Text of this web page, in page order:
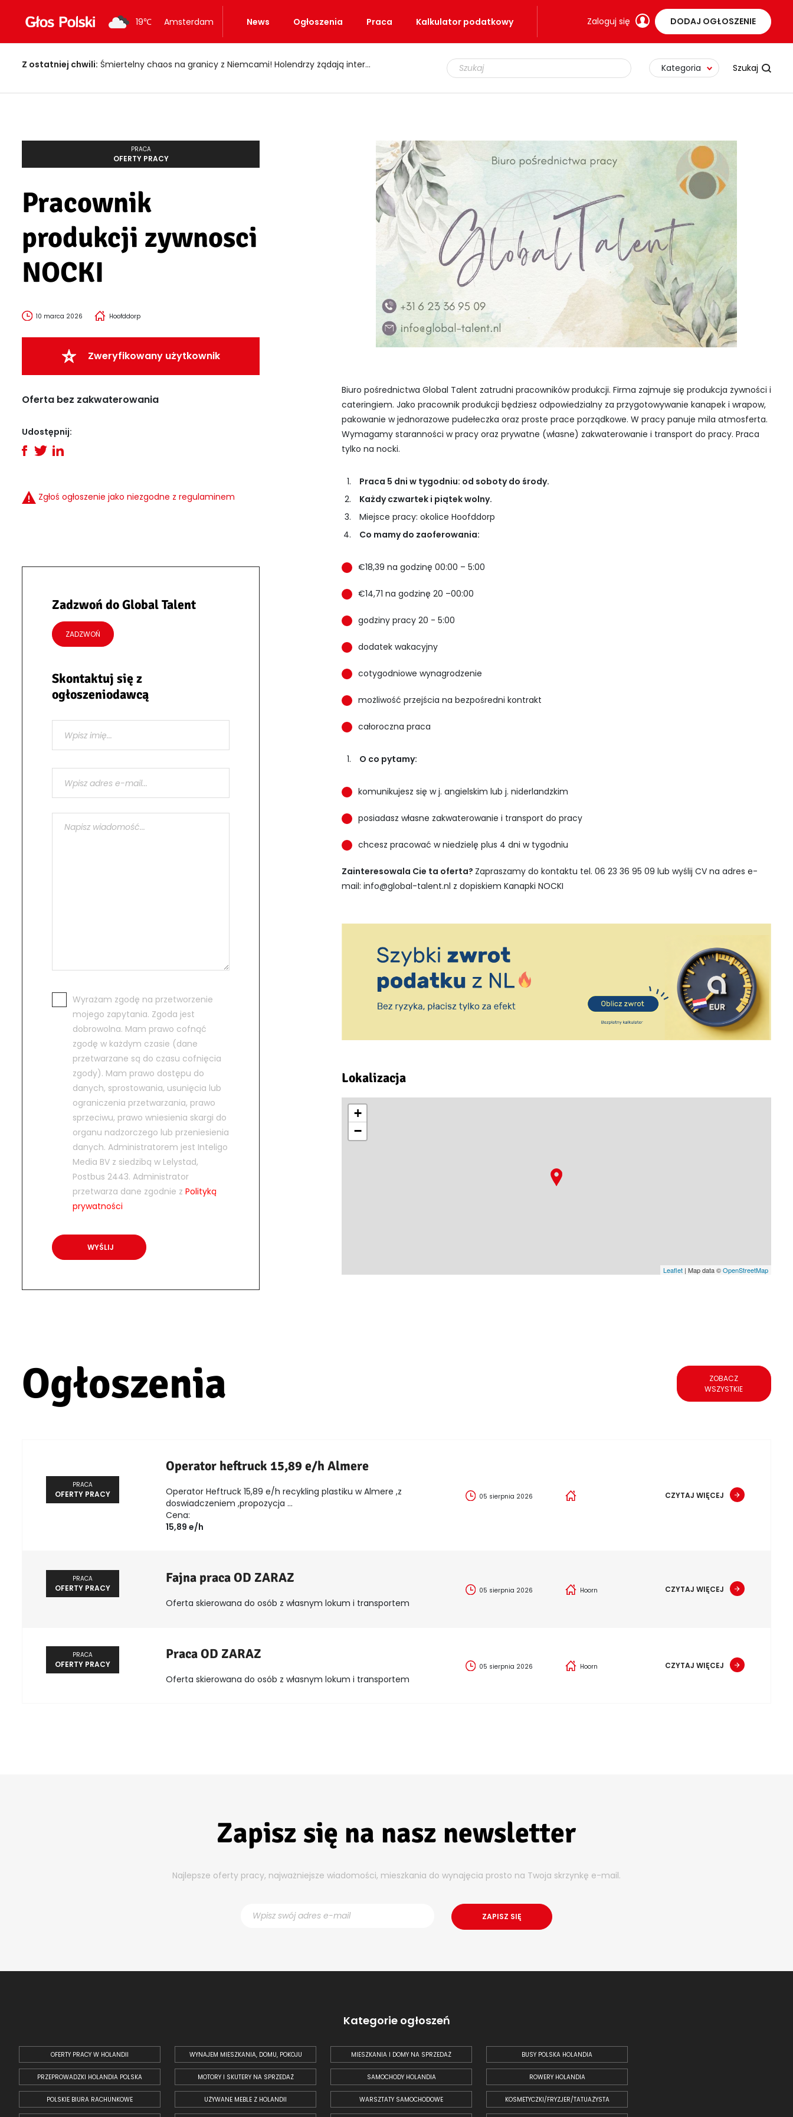
19℃ Amsterdam News Ogłoszenia Praca Kalkulator podatkowy Zaloguj się DODAJ OGŁOSZENIE
Z ostatniej chwili: Śmiertelny chaos na granicy z Niemcami! Holendrzy żądają interwencji ministra Kategoria
PRACA
OFERTY PRACY
Pracownik
produkcji zywnosci
NOCKI
10 marca 2026 Hoofddorp
Zweryfikowany użytkownik
Oferta bez zakwaterowania
Udostępnij:
Zgłoś ogłoszenie jako niezgodne z regulaminem
Zadzwoń do Global Talent
ZADZWOŃ
Skontaktuj się z
ogłoszeniodawcą
Wyrażam zgodę na przetworzenie
mojego zapytania. Zgoda jest
dobrowolna. Mam prawo cofnąć
zgodę w każdym czasie (dane
przetwarzane są do czasu cofnięcia
zgody). Mam prawo dostępu do
danych, sprostowania, usunięcia lub
ograniczenia przetwarzania, prawo
sprzeciwu, prawo wniesienia skargi do
organu nadzorczego lub przeniesienia
danych. Administratorem jest Inteligo
Media BV z siedzibą w Lelystad,
Postbus 2443. Administrator
przetwarza dane zgodnie z Polityką
prywatności
Biuro pośrednictwa Global Talent zatrudni pracowników produkcji. Firma zajmuje się produkcja żywności i
cateringiem. Jako pracownik produkcji będziesz odpowiedzialny za przygotowywanie kanapek i wrapow,
pakowanie w jednorazowe pudełeczka oraz proste prace porządkowe. W pracy panuje mila atmosferta.
Wymagamy staranności w pracy oraz prywatne (własne) zakwaterowanie i transport do pracy. Praca
tylko na nocki.
Praca 5 dni w tygodniu: od soboty do środy.
Każdy czwartek i piątek wolny.
Miejsce pracy: okolice Hoofddorp
Co mamy do zaoferowania:
€18,39 na godzinę 00:00 – 5:00
€14,71 na godzinę 20 –00:00
godziny pracy 20 - 5:00
dodatek wakacyjny
cotygodniowe wynagrodzenie
możliwość przejścia na bezpośredni kontrakt
całoroczna praca
O co pytamy:
komunikujesz się w j. angielskim lub j. niderlandzkim
posiadasz własne zakwaterowanie i transport do pracy
chcesz pracować w niedzielę plus 4 dni w tygodniu
Zainteresowala Cie ta oferta? Zapraszamy do kontaktu tel. 06 23 36 95 09 lub wyślij CV na adres e-
mail: info@global-talent.nl z dopiskiem Kanapki NOCKI
Lokalizacja
+
−
Leaflet| Map data ©OpenStreetMap
Ogłoszenia
ZOBACZ
WSZYSTKIE
PRACA
OFERTY PRACY
Operator heftruck 15,89 e/h Almere
Operator Heftruck 15,89 e/h recykling plastiku w Almere ,z
doswiadczeniem ,propozycja ...
Cena:
15,89 e/h
05 sierpnia 2026 CZYTAJ WIĘCEJ
PRACA
OFERTY PRACY
Fajna praca OD ZARAZ
Oferta skierowana do osób z własnym lokum i transportem
05 sierpnia 2026 Hoorn CZYTAJ WIĘCEJ
PRACA
OFERTY PRACY
Praca OD ZARAZ
Oferta skierowana do osób z własnym lokum i transportem
05 sierpnia 2026 Hoorn CZYTAJ WIĘCEJ
Zapisz się na nasz newsletter
Najlepsze oferty pracy, najważniejsze wiadomości, mieszkania do wynajęcia prosto na Twoja skrzynkę e-mail.
Kategorie ogłoszeń
OFERTY PRACY W HOLANDII WYNAJEM MIESZKANIA, DOMU, POKOJU MIESZKANIA I DOMY NA SPRZEDAŻ BUSY POLSKA HOLANDIA
PRZEPROWADZKI HOLANDIA POLSKA MOTORY I SKUTERY NA SPRZEDAŻ SAMOCHODY HOLANDIA ROWERY HOLANDIA
POLSKIE BIURA RACHUNKOWE UŻYWANE MEBLE Z HOLANDII WARSZTATY SAMOCHODOWE KOSMETYCZKI/FRYZJER/TATUAŻYSTA